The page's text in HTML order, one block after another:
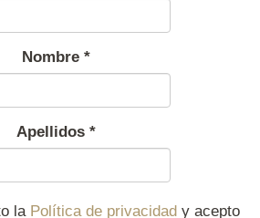
Nombre *
Apellidos *
la Política de privacidad y acepto